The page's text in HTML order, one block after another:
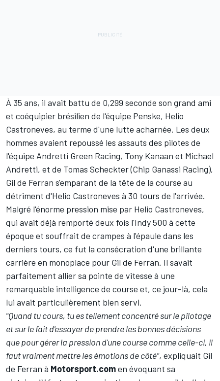
À 35 ans, il avait battu de 0,299 seconde son grand ami
et coéquipier brésilien de l'équipe Penske, Helio
Castroneves, au terme d'une lutte acharnée. Les deux
hommes avaient repoussé les assauts des pilotes de
l'équipe Andretti Green Racing, Tony Kanaan et Michael
Andretti, et de Tomas Scheckter(Chip Ganassi Racing),
Gil de Ferran s'emparant de la tête de la course au
détriment d'Helio Castroneves à 30 tours de l'arrivée.
Malgré l'énorme pression mise par Helio Castroneves,
qui avait déjà remporté deux fois l'Indy 500 à cette
époque et souffrait de crampes à l'épaule dans les
derniers tours, ce fut la consécration d'une brillante
carrière en monoplace pour Gil de Ferran. Il savait
parfaitement allier sa pointe de vitesse à une
remarquable intelligence de course et, ce jour-là, cela
lui avait particulièrement bien servi.
"Quand tu cours, tu es tellement concentré sur le pilotage
et sur le fait d'essayer de prendre les bonnes décisions
que pour gérer la pression d'une course comme celle-ci, il
faut vraiment mettre les émotions de côté", expliquait Gil
de Ferran à Motorsport.comen évoquant sa